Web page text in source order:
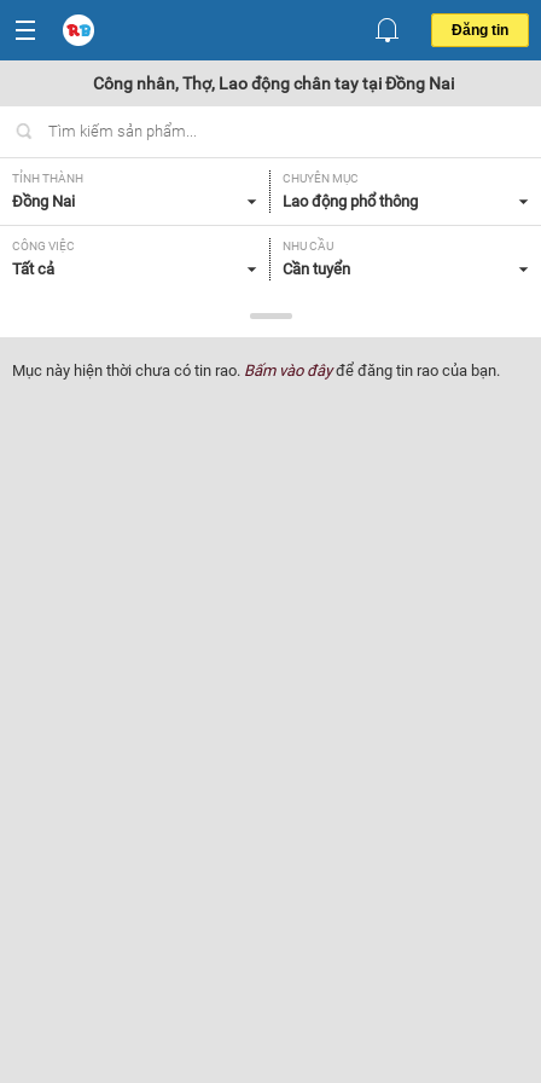
Đăng tin
Công nhân, Thợ, Lao động chân tay tại Đồng Nai
TỈNH THÀNH
Đồng Nai
CHUYÊN MỤC
Lao động phổ thông
CÔNG VIỆC
Tất cả
NHU CẦU
Cần tuyển
Tất cả
Mục này hiện thời chưa có tin rao. Bấm vào đâyđể đăng tin rao của bạn.